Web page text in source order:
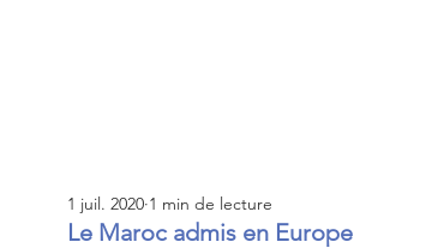
Le Maroc admis en Europe
1 juil. 2020 1 min de lecture